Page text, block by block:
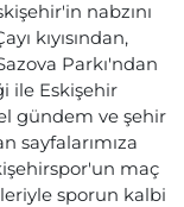
nabzını
kıyısından,
Parkı'ndan
ile Eskişehir
gündem ve şehir
sayfalarımıza
maç
sporun kalbi